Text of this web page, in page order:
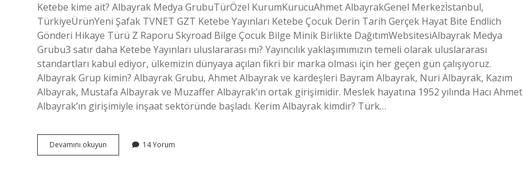
Ketebe kime ait? Albayrak Medya GrubuTürÖzel KurumKurucuAhmet AlbayrakGenel Merkezİstanbul,
TürkiyeÜrünYeni Şafak TVNET GZT Ketebe Yayınları Ketebe Çocuk Derin Tarih Gerçek Hayat Bite Endlich
Gönderi Hikaye Türü Z Raporu Skyroad Bilge Çocuk Bilge Minik Birlikte DağıtımWebsitesiAlbayrak Medya
Grubu3 satır daha Ketebe Yayınları uluslararası mı? Yayıncılık yaklaşımımızın temeli olarak uluslararası
standartları kabul ediyor, ülkemizin dünyaya açılan fikri bir marka olması için her geçen gün çalışıyoruz.
Albayrak Grup kimin? Albayrak Grubu, Ahmet Albayrak ve kardeşleri Bayram Albayrak, Nuri Albayrak, Kazım
Albayrak, Mustafa Albayrak ve Muzaffer Albayrak’ın ortak girişimidir. Meslek hayatına 1952 yılında Hacı Ahmet
Albayrak’ın girişimiyle inşaat sektöründe başladı. Kerim Albayrak kimdir? Türk…
Devamını okuyun
Ne
14 Yorum